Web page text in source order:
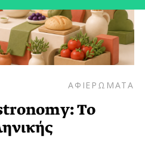
ΑΦΙΕΡΩΜΑΤΑ
Το